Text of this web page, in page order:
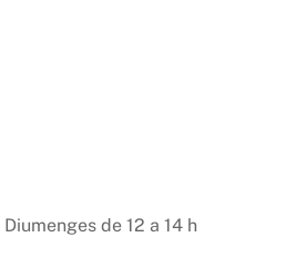
de 12 a 14 h